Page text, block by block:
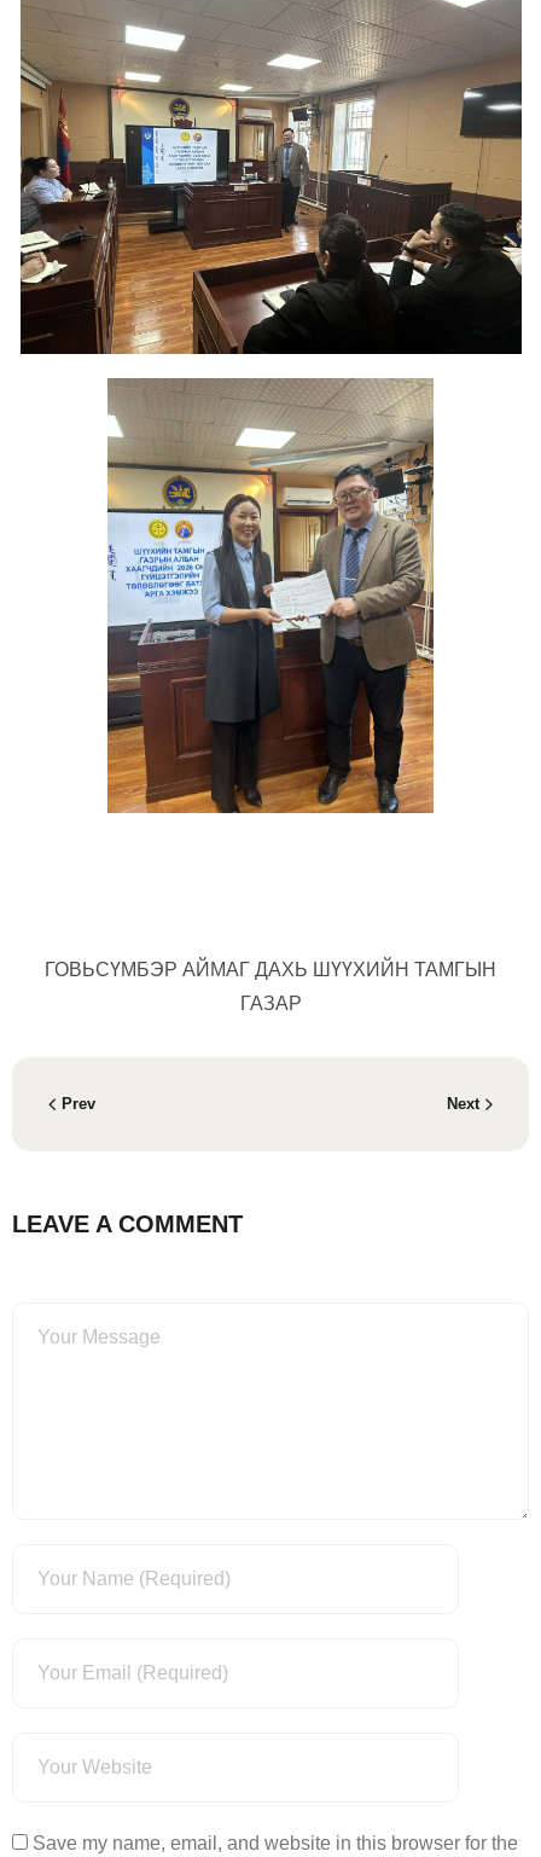
ГОВЬСҮМБЭР АЙМАГ ДАХЬ ШҮҮХИЙН ТАМГЫН
ГАЗАР
Prev Next
LEAVE A COMMENT
Save my name, email, and website in this browser for the